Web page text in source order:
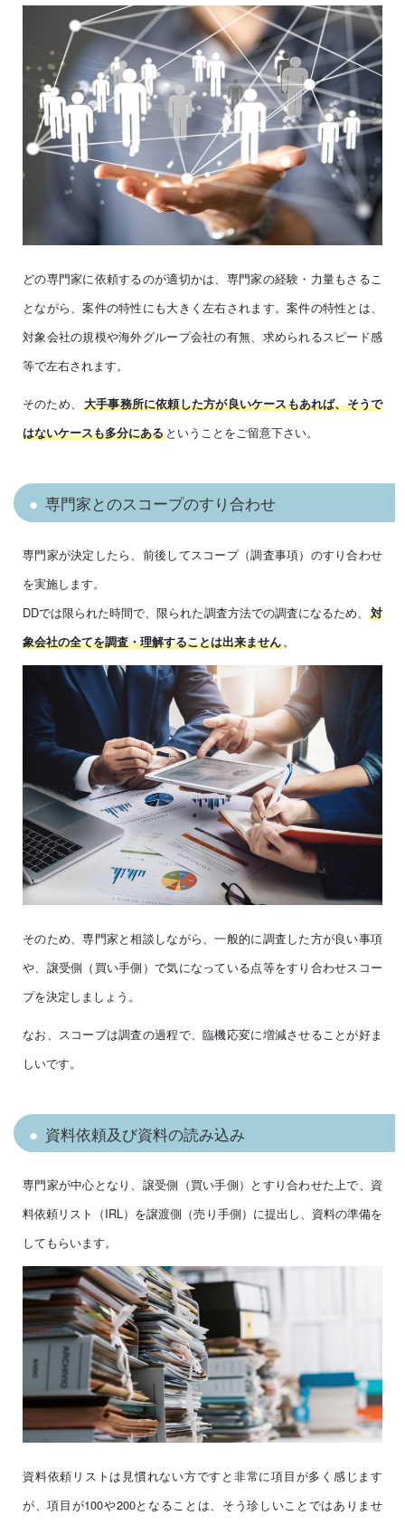
どの専門家に依頼するのが適切かは、専門家の経験・力量もさるこ
とながら、案件の特性にも大きく左右されます。案件の特性とは、
対象会社の規模や海外グループ会社の有無、求められるスピード感
等で左右されます。
そのため、大手事務所に依頼した方が良いケースもあれば、そうで
はないケースも多分にある ということをご留意下さい。
専門家とのスコープのすり合わせ
専門家が決定したら、前後してスコープ（調査事項）のすり合わせ
を実施します。
DDでは限られた時間で、限られた調査方法での調査になるため、
対
象会社の全てを調査・理解することは出来ません 。
そのため、専門家と相談しながら、一般的に調査した方が良い事項
や、譲受側（買い手側）で気になっている点等をすり合わせスコー
プを決定しましょう。
なお、スコープは調査の過程で、臨機応変に増減させることが好ま
しいです。
資料依頼及び資料の読み込み
専門家が中心となり、譲受側（買い手側）とすり合わせた上で、資
料依頼リスト（IRL）を譲渡側（売り手側）に提出し、資料の準備を
してもらいます。
資料依頼リストは見慣れない方ですと非常に項目が多く感じます
が、項目が100や200となることは、そう珍しいことではありませ